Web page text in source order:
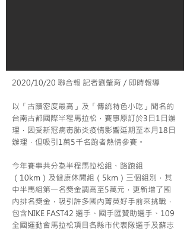
2020/10/20 聯合報 記者劉肇育／即時報導
以「古蹟密度最高」及「傳統特色小吃」聞名的
台南古都國際半程馬拉松，賽事原訂於3日1日辦
理，因受新冠病毒肺炎疫情影響延期至本月18日
辦理，但吸引1萬5千名跑者熱情參賽。
今年賽事共分為半程馬拉松組、路跑組
（10km）及健康休閒組（5km）三個組別，其
中半馬組第一名獎金調高至5萬元，更新增了國
內排名獎金，吸引許多國內菁英好手前來挑戰，
包含NIKE FAST42 選手、國手匯贊助選手、109
全國運動會馬拉松項目各縣市代表隊選手及蘇志